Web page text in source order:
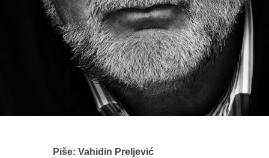
Piše: Vahidin Preljević